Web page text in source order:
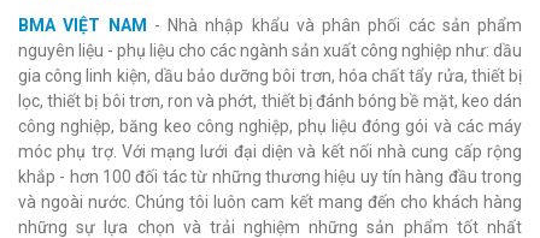
BMA VIỆT NAM
- Nhà nhập khẩu và phân phối các sản phẩm
nguyên liệu - phụ liệu cho các ngành sản xuất công nghiệp như: dầu
gia công linh kiện, dầu bảo dưỡng bôi trơn, hóa chất tẩy rửa, thiết bị
lọc, thiết bị bôi trơn, ron và phớt, thiết bị đánh bóng bề mặt, keo dán
công nghiệp, băng keo công nghiệp, phụ liệu đóng gói và các máy
móc phụ trợ. Với mạng lưới đại diện và kết nối nhà cung cấp rộng
khắp - hơn 100 đối tác từ những thương hiệu uy tín hàng đầu trong
và ngoài nước. Chúng tôi luôn cam kết mang đến cho khách hàng
những sự lựa chọn và trải nghiệm những sản phẩm tốt nhất